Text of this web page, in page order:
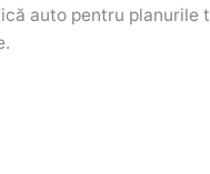
auto pentru planurile